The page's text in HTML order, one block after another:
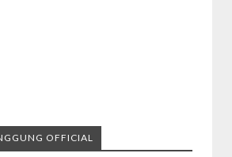
OFFICIAL